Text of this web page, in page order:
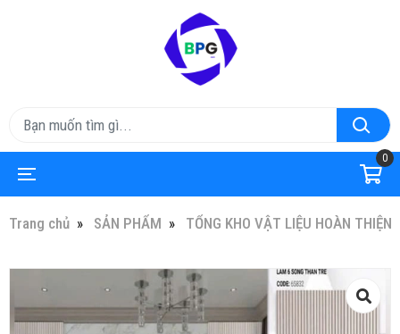
0
Trang chủ SẢN PHẨM TỔNG KHO VẬT LIỆU HOÀN THIỆN